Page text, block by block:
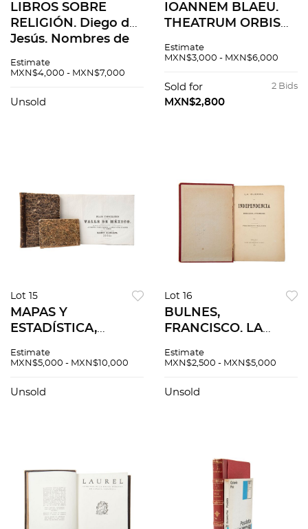
LIBROS SOBRE
RELIGIÓN. Diego de
Jesús. Nombres de
Sacramentado,
y Ocho
Estimate
MXN$4,000 - MXN$7,000
Unsold
IOANNEM BLAEU.
THEATRUM ORBIS
ATLAS NOVUS. PARS
AMSTERDAMI, 1645.
Grabado coloreado
Estimate
MXN$3,000 - MXN$6,000
2 Bids
Sold for
MXN$2,800
Lot 15
MAPAS Y
ESTADÍSTICA,
SEGUNDO IMPERIO
María Pérez
Estimate
MXN$5,000 - MXN$10,000
Unsold
Lot 16
BULNES,
FRANCISCO. LA
INDEPENDENCIA.
ITURBIDE. MÉXICO:
Estimate
MXN$2,500 - MXN$5,000
Unsold